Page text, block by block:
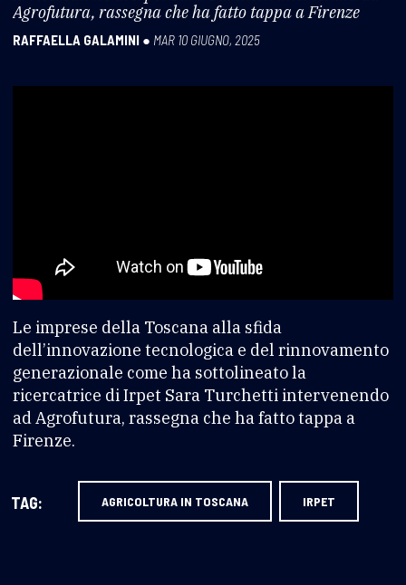
Agrofutura, rassegna che ha fatto tappa a Firenze
RAFFAELLA GALAMINI ● MAR 10 GIUGNO, 2025
Le imprese della Toscana alla sfida
dell’innovazione tecnologica e del rinnovamento
generazionale come ha sottolineato la
ricercatrice di Irpet Sara Turchetti intervenendo
ad Agrofutura, rassegna che ha fatto tappa a
Firenze.
TAG: AGRICOLTURA IN TOSCANA IRPET